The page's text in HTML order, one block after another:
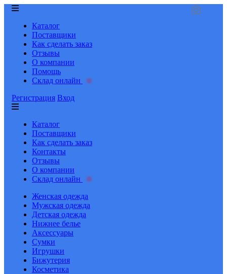
Каталог
Поставщики
Как сделать заказ
Отзывы
О компании
Помощь
Склад онлайн
Регистрация Вход
Каталог
Поставщики
Как сделать заказ
Контакты
Отзывы
О компании
Склад онлайн
Женская одежда
Мужская одежда
Детская одежда
Нижнее белье
Аксессуары
Сумки
Игрушки
Бижутерия
Косметика